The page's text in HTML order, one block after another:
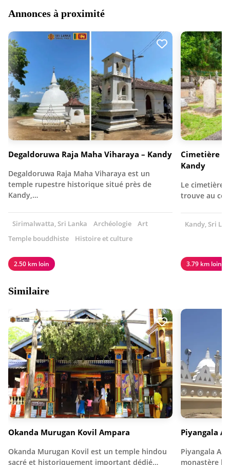
Annonces à proximité
Degaldoruwa Raja Maha Viharaya – Kandy
Degaldoruwa Raja Maha Viharaya est un
temple rupestre historique situé près de
Kandy,…
Sirimalwatta, Sri Lanka Archéologie
Art
Temple bouddhiste
Histoire et culture
2.50 km loin
Cimetière
Kandy
Le cimetière
trouve au
Kandy, Sri
3.79 km loin
Similaire
Okanda Murugan Kovil Ampara
Okanda Murugan Kovil est un temple hindou
sacré et historiquement important dédié…
Piyangala
Piyangala
monastère